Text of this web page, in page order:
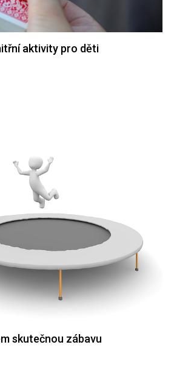
aktivity pro děti
skutečnou zábavu